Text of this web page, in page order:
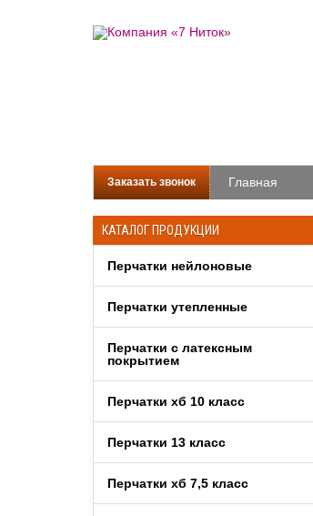
Заказать звонок Главная
КАТАЛОГ ПРОДУКЦИИ
Перчатки нейлоновые
Перчатки утепленные
Перчатки c латексным
покрытием
Перчатки хб 10 класс
Перчатки 13 класс
Перчатки хб 7,5 класс